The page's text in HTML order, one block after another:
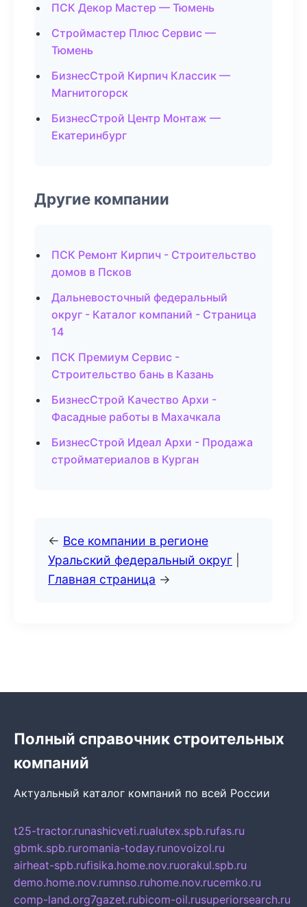
ПСК Декор Мастер — Тюмень
Строймастер Плюс Сервис —
Тюмень
БизнесСтрой Кирпич Классик —
Магнитогорск
БизнесСтрой Центр Монтаж —
Екатеринбург
Другие компании
ПСК Ремонт Кирпич - Строительство
домов в Псков
Дальневосточный федеральный
округ - Каталог компаний - Страница
14
ПСК Премиум Сервис -
Строительство бань в Казань
БизнесСтрой Качество Архи -
Фасадные работы в Махачкала
БизнесСтрой Идеал Архи - Продажа
стройматериалов в Курган
← Все компании в регионе
Уральский федеральный округ
Главная страница →
Полный справочник строительных
компаний
Актуальный каталог компаний по всей России
t25-tractor.runashicveti.rualutex.spb.rufas.ru
gbmk.spb.ruromania-today.runovoizol.ru
airheat-spb.rufisika.home.nov.ruorakul.spb.ru
demo.home.nov.rumnso.ruhome.nov.rucemko.ru
comp-land.org7gazet.rubicom-oil.rusuperiorsearch.ru